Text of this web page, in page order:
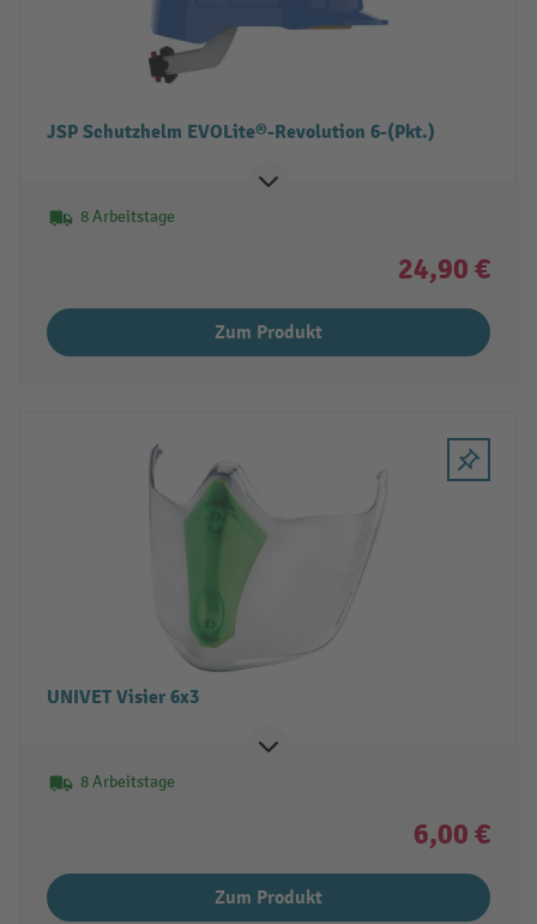
JSP Schutzhelm EVOLite®-Revolution 6-(Pkt.)
8 Arbeitstage
24,90 €
Zum Produkt
UNIVET Visier 6x3
8 Arbeitstage
6,00 €
Zum Produkt